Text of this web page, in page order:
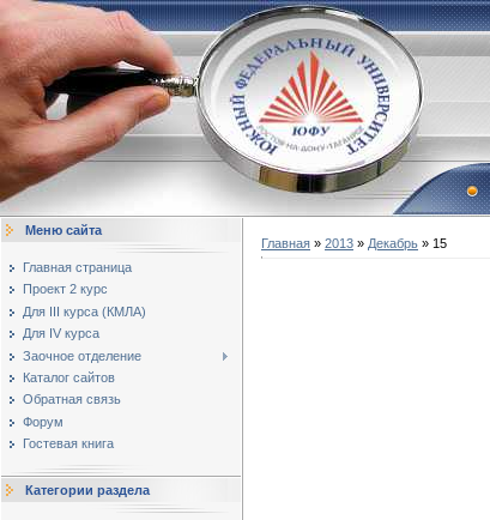
Меню сайта
Главная страница
Проект 2 курс
Для III курса (КМЛА)
Для IV курса
Заочное отделение
Каталог сайтов
Обратная связь
Форум
Гостевая книга
Категории раздела
Главная » 2013 » Декабрь » 15